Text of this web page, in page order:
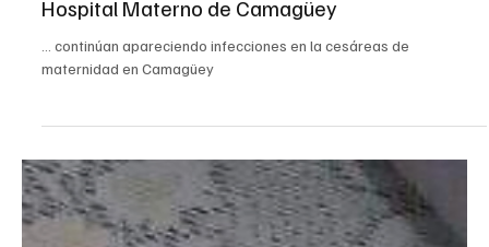
Un caso de infecciones en cesáreas en el
Hospital Materno de Camagüey